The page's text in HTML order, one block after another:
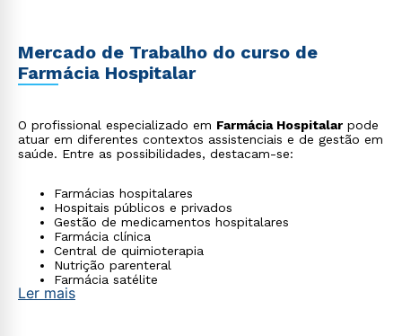
Mercado de Trabalho do curso de
Farmácia Hospitalar
O profissional especializado em Farmácia Hospitalar pode
atuar em diferentes contextos assistenciais e de gestão em
saúde. Entre as possibilidades, destacam-se:
Farmácias hospitalares
Hospitais públicos e privados
Gestão de medicamentos hospitalares
Farmácia clínica
Central de quimioterapia
Nutrição parenteral
Farmácia satélite
Auditoria farmacêutica hospitalar
Ler mais